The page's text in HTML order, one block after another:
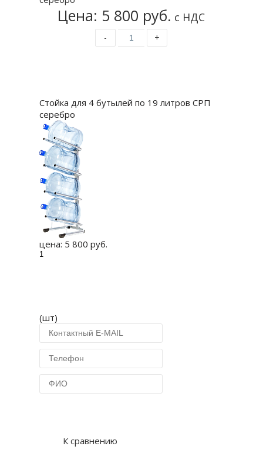
Цена: 5 800 руб. с НДС
- +
Стойка для 4 бутылей по 19 литров СРП
серебро
цена: 5 800 руб.
(шт)
К сравнению